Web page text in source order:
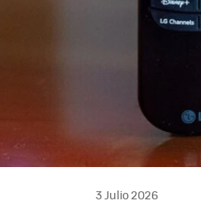
3 Julio 2026